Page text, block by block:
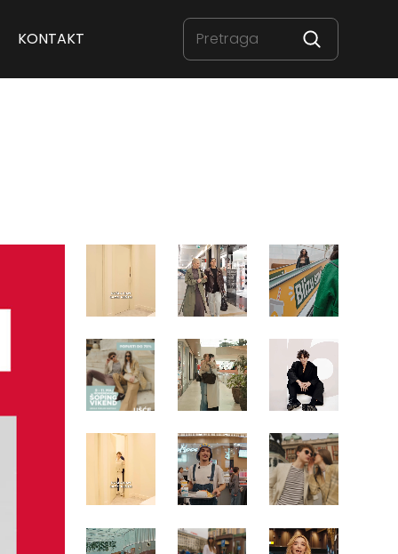
KONTAKT